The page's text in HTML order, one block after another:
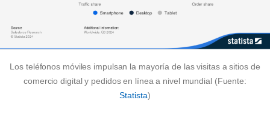
Los teléfonos móviles impulsan la mayoría de las visitas a sitios de
comercio digital y pedidos en línea a nivel mundial (Fuente:
Statista)